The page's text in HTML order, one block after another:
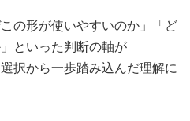
の形が使いやすいのか」「ど
といった判断の軸が
択から一歩踏み込んだ理解に